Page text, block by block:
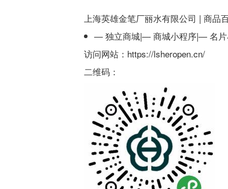
上海英雄金笔厂丽水有限公司 | 商品
— 独立商城|— 商城小程序|— 名
访问网站： https://lsheropen.cn/
二维码：